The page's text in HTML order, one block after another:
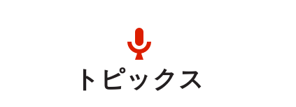
トピックス